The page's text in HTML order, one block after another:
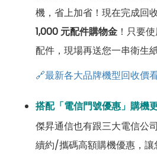
機，省上加省！現在完成回
1,000 元配件購物金 ！只要
配件，現場再送您一串衛生
🔗最新各大品牌機型回收價
搭配「電信門號優惠」購機
傑昇通信也有跟三大電信公
續約/攜碼高額購機優惠，